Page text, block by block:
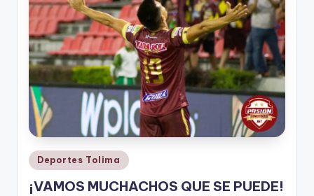
Publicado
en
Deportes Tolima
¡VAMOS MUCHACHOS QUE SE PUEDE!